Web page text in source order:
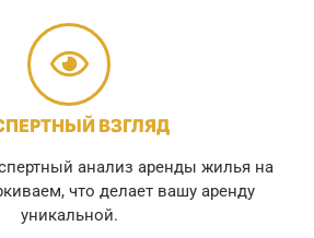
ВЗГЛЯД
анализ аренды жилья на
что делает вашу аренду
уникальной.